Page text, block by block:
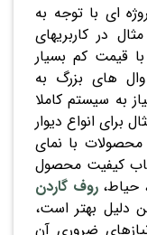
ای با توجه به
در کاربریهای
قیمت کم بسیار
های بزرگ به
به سیستم کاملا
انواع دیوار
با نمای
کیفیت محصول
حیاط،روف گاردن
دلیل بهتر است،
ضروری آن